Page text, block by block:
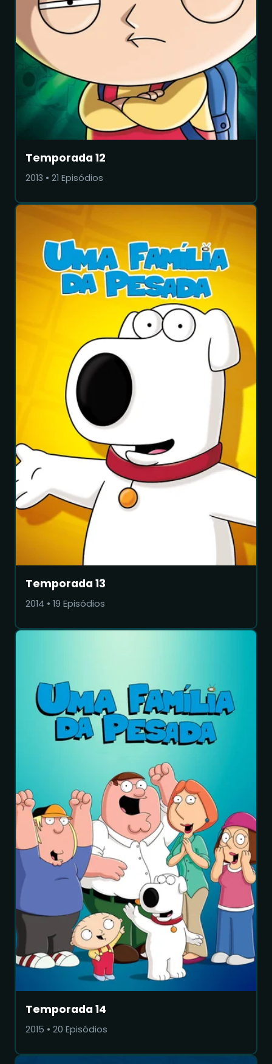
Temporada 12
2013 • 21 Episódios
Temporada 13
2014 • 19 Episódios
Temporada 14
2015 • 20 Episódios